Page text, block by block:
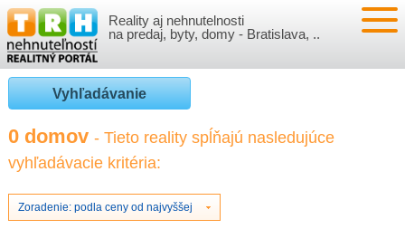
Reality aj nehnutelnosti
na predaj, byty, domy - Bratislava, ..
NEHNUTEĽNOSTI
BYTY
NOVOSTAVBY
NEBYTOVÉ PRIESTORY
VLOŽIŤ NEHNUTEĽNOSTI
PRIHLÁSENIE
REGISTRÁCIA
VÝVOJ CIEN REALÍT
ČLÁNKY O REALITÁCH
Vyhľadávanie
0 domov - Tieto reality spĺňajú nasledujúce
vyhľadávacie kritéria:
Zoradenie: podla ceny od najvyššej